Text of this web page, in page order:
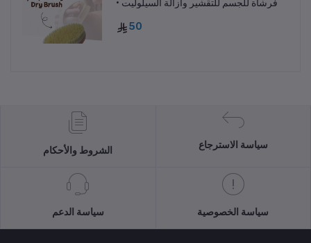
• فرشاة للجسم للتقشير وازالة السيلوليت
50
الشروط والأحكام
سياسة الاسترجاع
سياسة الدعم سياسة الخصوصية